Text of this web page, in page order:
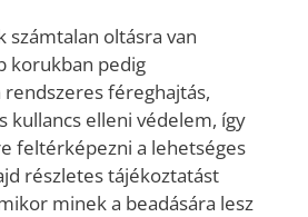
számtalan oltásra van
korukban pedig
féreghajtás,
kullancs elleni védelem, így
feltérképezni a lehetséges
részletes tájékoztatást
minek a beadására lesz